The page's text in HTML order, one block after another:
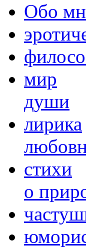
Обо
мир
души
лирика
cтихи
о